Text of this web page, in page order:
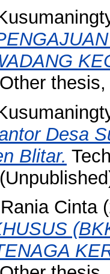
Other
Desa
Blitar.
Cinta